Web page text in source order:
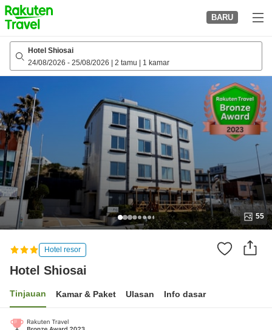
to
top
page
BARU
Hotel Shiosai
24/08/2026 - 25/08/2026 2 tamu 1 kamar
55
Hotel resor
Hotel Shiosai
Tinjauan Kamar & Paket Ulasan Info dasar